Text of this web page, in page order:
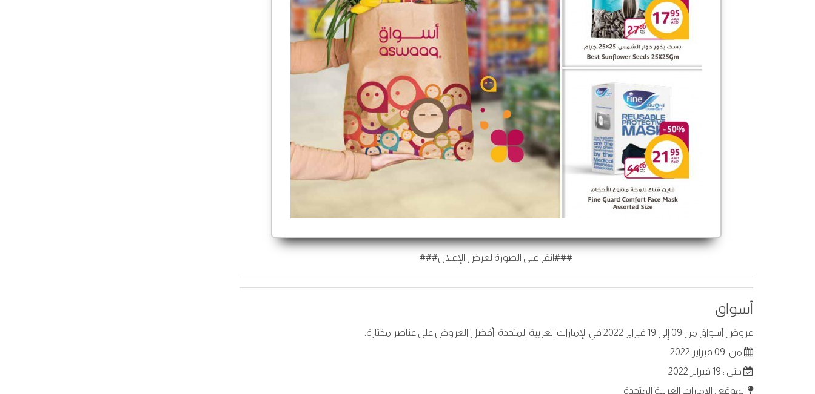
###انقر على الصورة لعرض الإعلان###
أسواق
عروض أسواق من 09 إلى 19 فبراير 2022 في الإمارات العربية المتحدة. أفضل العروض على عناصر مختارة.
من :09 فبراير 2022
حتى : 19 فبراير 2022
الموقع : الإمارات العربية المتحدة